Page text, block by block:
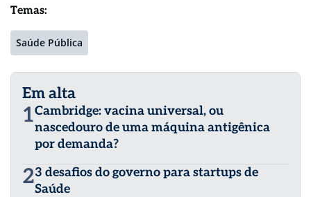
Temas:
Saúde Pública
Em alta
1Cambridge: vacina universal, ou
nascedouro de uma máquina antigênica
por demanda?
23 desafios do governo para startups de
Saúde